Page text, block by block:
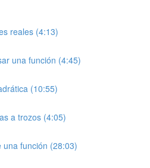
reales (4:13)
una función (4:45)
(10:55)
a trozos (4:05)
función (28:03)